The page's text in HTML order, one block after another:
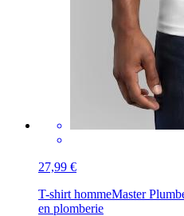
27,99 €
T-shirt hommeMaster
en plomberie